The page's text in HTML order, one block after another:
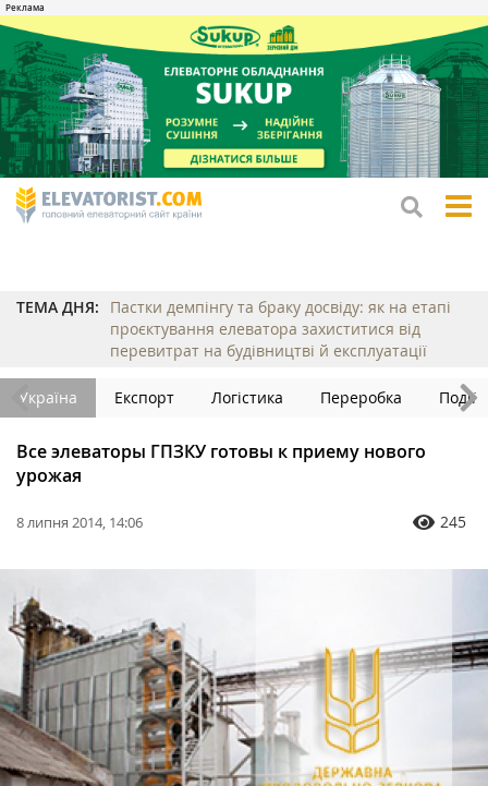
ТЕМА ДНЯ:
Пастки демпінгу та браку досвіду: як на етапі
проєктування елеватора захиститися від
перевитрат на будівництві й експлуатації
Україна Експорт Логістика Переробка Події
Все элеваторы ГПЗКУ готовы к приему нового
урожая
8 липня 2014, 14:06 245